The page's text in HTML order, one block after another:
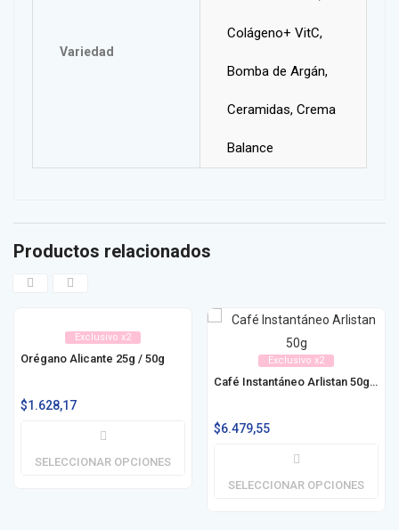
Variedad
Colágeno+ VitC,
Bomba de Argán,
Ceramidas, Crema
Balance
Productos relacionados
Exclusivo x2
Orégano Alicante 25g / 50g
$1.628,17
SELECCIONAR OPCIONES
Exclusivo x2
Café Instantáneo Arlistan 50g / 100g
$6.479,55
SELECCIONAR OPCIONES